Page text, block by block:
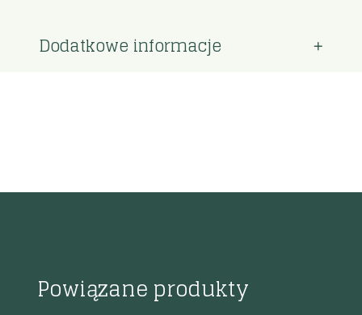
Dodatkowe informacje
Powiązane produkty